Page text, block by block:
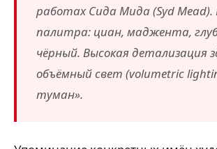
работах Сида Мида (Syd
палитра: циан, маджента,
чёрный. Высокая детализация
объёмный свет (volumetric
туман».